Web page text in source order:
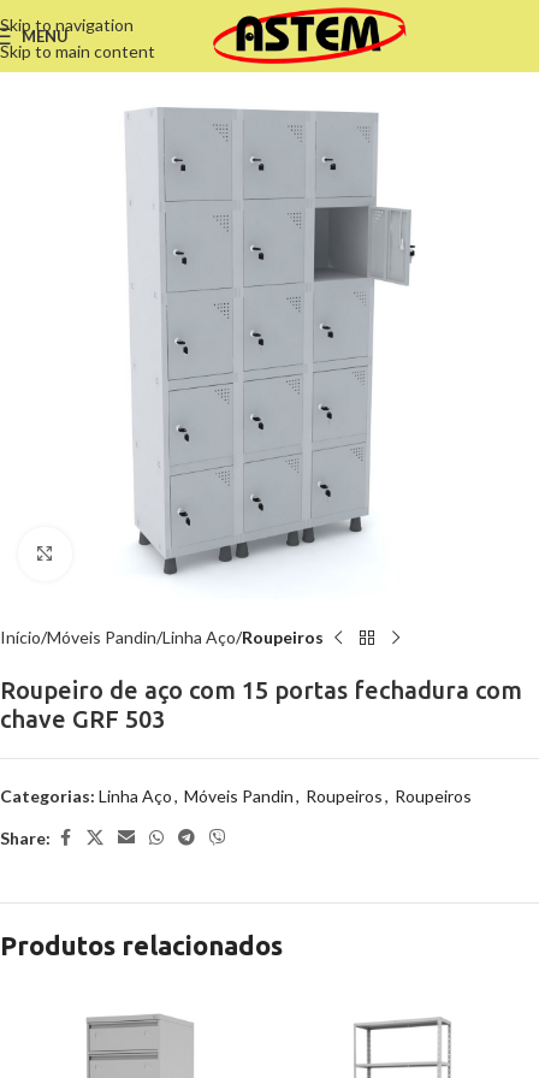
Skip to navigation
Skip to main content
MENU
Clique para ampliar
Início Móveis Pandin Linha Aço Roupeiros
Roupeiro de aço com 15 portas fechadura com
chave GRF 503
Categorias: Linha Aço, Móveis Pandin, Roupeiros, Roupeiros
Share:
Produtos relacionados